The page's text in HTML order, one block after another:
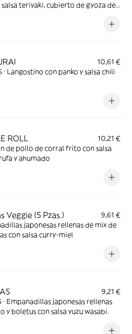
salsa teriyaki, cubierto de gyoza de
10,61 €
· Langostino con panko y salsa chili
ROLL
10,21 €
de pollo de corral frito con salsa
y ahumado
Veggie (5 Pzas.)
9,61 €
japonesas rellenas de mix de
con salsa curry-miel
9,21 €
· Empanadillas japonesas rellenas
y boletus con salsa yuzu wasabi.